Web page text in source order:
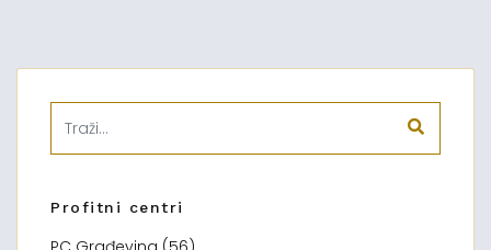
Profitni centri